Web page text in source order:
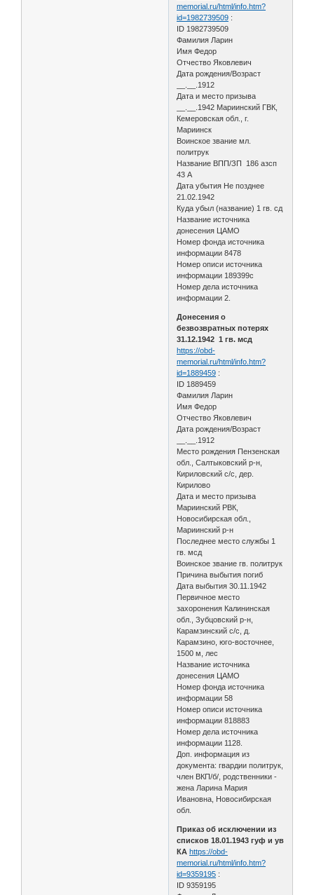
memorial.ru/html/info.htm?
id=1982739509 :
ID 1982739509
Фамилия Ларин
Имя Федор
Отчество Яковлевич
Дата рождения/Возраст
__.__.1912
Дата и место призыва
__.__.1942 Мариинский ГВК,
Кемеровская обл., г.
Мариинск
Воинское звание мл.
политрук
Название ВПП/ЗП 186 азсп
43 А
Дата убытия Не позднее
21.02.1942
Куда убыл (название) 1 гв. сд
Название источника
донесения ЦАМО
Номер фонда источника
информации 8478
Номер описи источника
информации 189399с
Номер дела источника
информации 2.
Донесения о
безвозвратных потерях
31.12.1942 1 гв. мсд
https://obd-
memorial.ru/html/info.htm?
id=1889459 :
ID 1889459
Фамилия Ларин
Имя Федор
Отчество Яковлевич
Дата рождения/Возраст
__.__.1912
Место рождения Пензенская
обл., Салтыковский р-н,
Кириловский с/с, дер.
Кирилово
Дата и место призыва
Мариинский РВК,
Новосибирская обл.,
Мариинский р-н
Последнее место службы 1
гв. мсд
Воинское звание гв. политрук
Причина выбытия погиб
Дата выбытия 30.11.1942
Первичное место
захоронения Калининская
обл., Зубцовский р-н,
Карамзинский с/с, д.
Карамзино, юго-восточнее,
1500 м, лес
Название источника
донесения ЦАМО
Номер фонда источника
информации 58
Номер описи источника
информации 818883
Номер дела источника
информации 1128.
Доп. информация из
документа: гвардии политрук,
член ВКП/б/, родственники -
жена Ларина Мария
Ивановна, Новосибирская
обл.
Приказ об исключении из
списков 18.01.1943 гуф и ув
КА https://obd-
memorial.ru/html/info.htm?
id=9359195 :
ID 9359195